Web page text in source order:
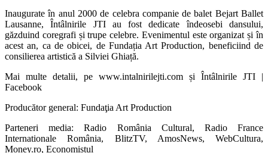
Inaugurate în anul 2000 de celebra companie de balet Bejart Ballet
Lausanne, Întâlnirile JTI au fost dedicate îndeosebi dansului,
găzduind coregrafi și trupe celebre. Evenimentul este organizat și în
acest an, ca de obicei, de Fundația Art Production, beneficiind de
consilierea artistică a Silviei Ghiață.
Mai multe detalii, pe www.intalnirilejti.com și Întâlnirile JTI |
Facebook
Producător general: Fundaţia Art Production
Parteneri media: Radio România Cultural, Radio France
Internationale România, BlitzTV, AmosNews, WebCultura,
Money.ro, Economistul